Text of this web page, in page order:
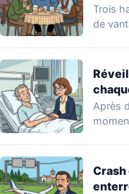
Trois
de
Après
Crash